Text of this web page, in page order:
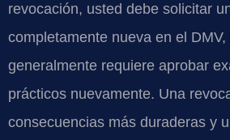
revocación, usted debe solicitar
completamente nueva en el DMV,
generalmente requiere aprobar
prácticos nuevamente. Una
consecuencias más duraderas y